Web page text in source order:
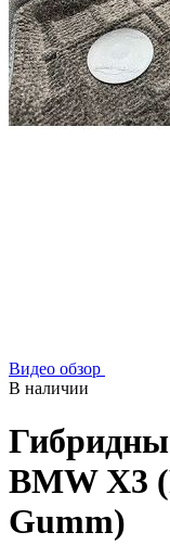
Видео обзор
В наличии
BMW X3
Gumm)